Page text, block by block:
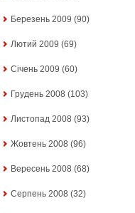
Березень 2009 (90)
Лютий 2009 (69)
Січень 2009 (60)
Грудень 2008 (103)
Листопад 2008 (93)
Жовтень 2008 (96)
Вересень 2008 (68)
Серпень 2008 (32)